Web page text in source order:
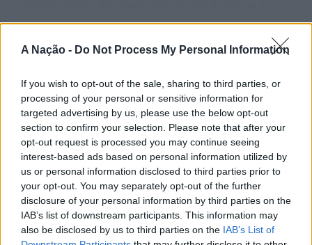
A Nação - Do Not Process My Personal Information
If you wish to opt-out of the sale, sharing to third parties, or
processing of your personal or sensitive information for
targeted advertising by us, please use the below opt-out
section to confirm your selection. Please note that after your
opt-out request is processed you may continue seeing
interest-based ads based on personal information utilized by
us or personal information disclosed to third parties prior to
your opt-out. You may separately opt-out of the further
disclosure of your personal information by third parties on the
IAB’s list of downstream participants. This information may
also be disclosed by us to third parties on the IAB’s List of
“valor patrimonial, artístico e identitário” do “Bordado
emblemáticas da cultura portuguesa e elemento central
Ao longo de dois dias, especialistas nacionais e
internacionais, investigadores, artesãos, representantes
institucionais, organismos públicos, instituições de
ensino superior e cidades pertencentes à “Rede de
Cidades Criativas da UNESCO” discutirão políticas
públicas, inovação, empreendedorismo,
internacionalização, cooperação entre territórios,
preservação dos saberes tradicionais, renovação
geracional e o papel das artes e dos ofícios enquanto
ATUALIDADE
Covilhã: Especialista aponta
investimento estrangeiro e
valorização imobiliária como
motores do crescimento da Beira
Interior
20 horas atrás on